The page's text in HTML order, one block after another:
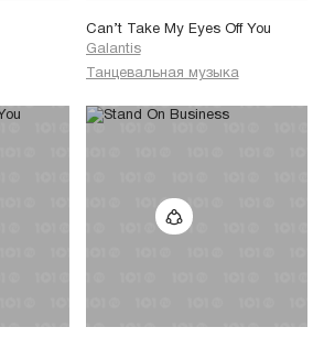
Can’t Take My Eyes Off You
Galantis
Танцевальная музыка